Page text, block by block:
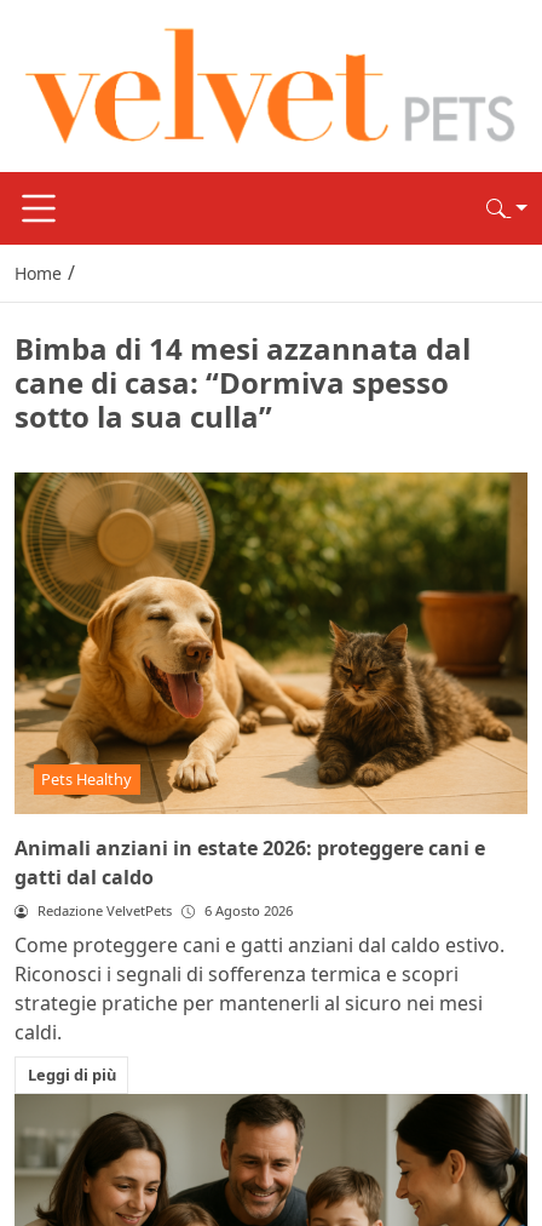
Home /
Bimba di 14 mesi azzannata dal
cane di casa: “Dormiva spesso
sotto la sua culla”
Pets Healthy
Animali anziani in estate 2026: proteggere cani e
gatti dal caldo
Redazione VelvetPets 6 Agosto 2026
Come proteggere cani e gatti anziani dal caldo estivo.
Riconosci i segnali di sofferenza termica e scopri
strategie pratiche per mantenerli al sicuro nei mesi
caldi.
Leggi di più